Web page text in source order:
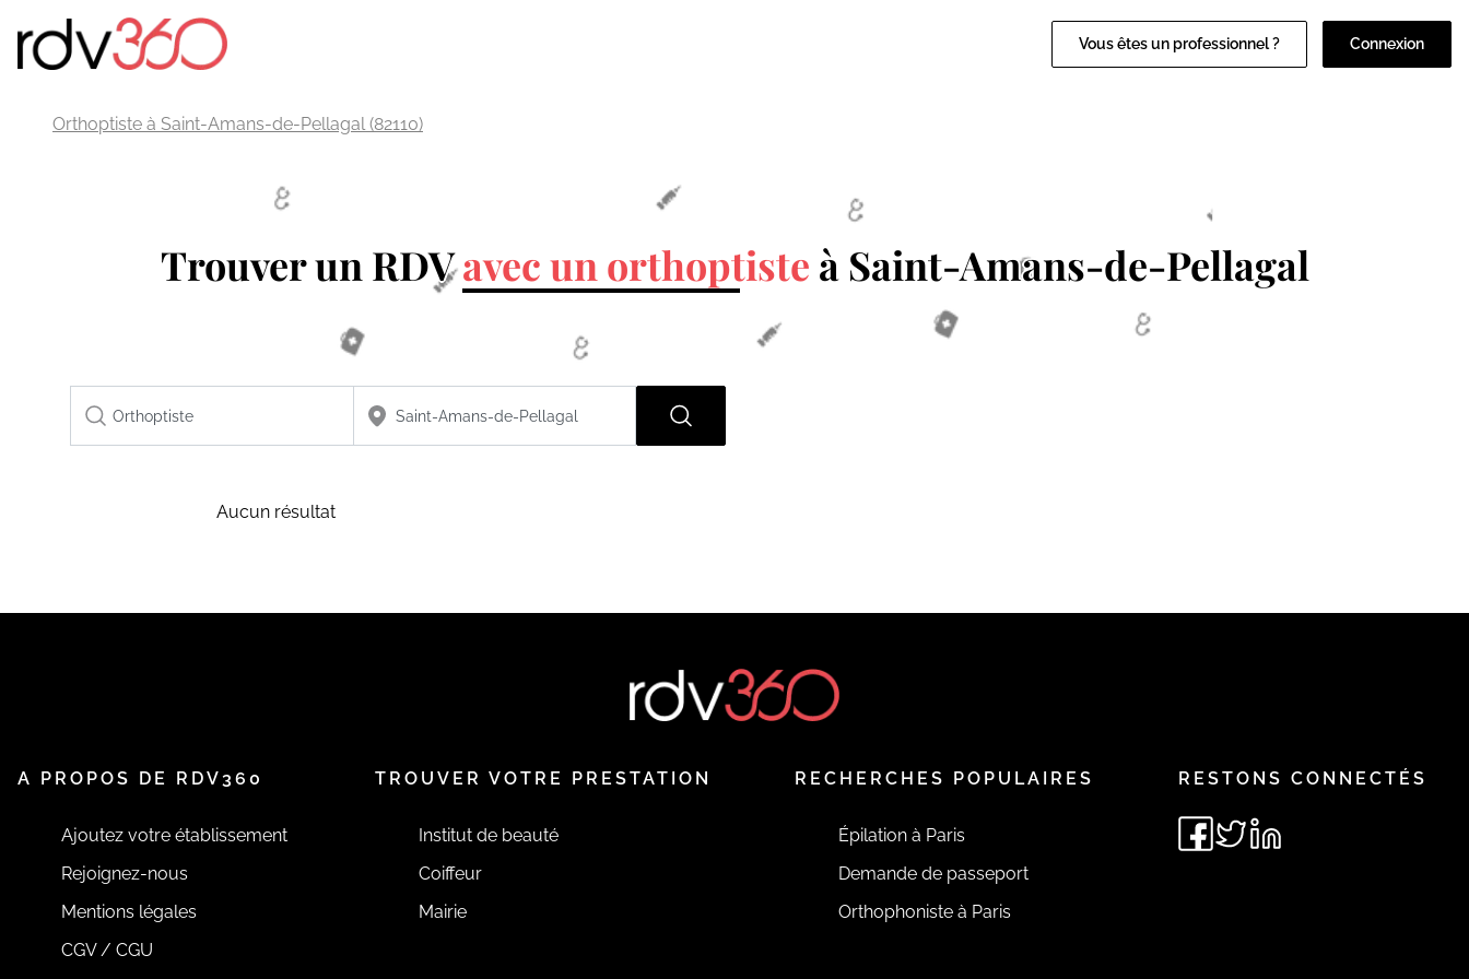
Vous êtes un professionnel ? Connexion
Orthoptiste à Saint-Amans-de-Pellagal (82110)
Trouver un RDVavec un orthoptiste à Saint-Amans-de-Pellagal
Aucun résultat
A PROPOS DE RDV360
Ajoutez votre établissement
Rejoignez-nous
Mentions légales
CGV / CGU
TROUVER VOTRE PRESTATION
Institut de beauté
Coiffeur
Mairie
RECHERCHES POPULAIRES
Épilation à Paris
Demande de passeport
Orthophoniste à Paris
RESTONS CONNECTÉS